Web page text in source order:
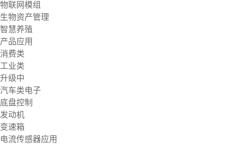
物联网模组
生物资产管理
智慧养殖
产品应用
消费类
工业类
升级中
汽车类电子
底盘控制
发动机
变速箱
电流传感器应用